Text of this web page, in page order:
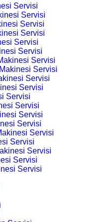
Servisi
Servisi
Servisi
Servisi
Servisi
Servisi
Servisi
Servisi
Servisi
Servisi
Servisi
Servisi
Servisi
Servisi
Servisi
Servisi
Servisi
Servisi
Servisi